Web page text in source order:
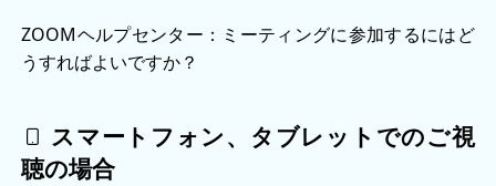
ZOOMヘルプセンター：ミーティングに参加するにはど
うすればよいですか？
スマートフォン、タブレットでのご視
聴の場合